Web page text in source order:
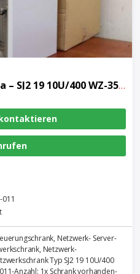
Serverschrank von Szafka – SJ2 19 10U/400 WZ-3504-01-011
011
Netzwerk- Server-
Netzwerk-
Typ SJ2 19 10U/400
Anzahl: 1x Schrank vorhanden-